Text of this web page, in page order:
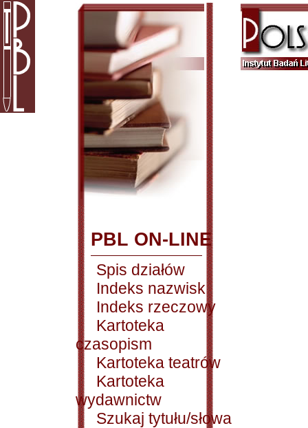
PBL ON-LINE
Spis działów
Indeks nazwisk
Indeks rzeczowy
Kartoteka
czasopism
Kartoteka teatrów
Kartoteka
wydawnictw
Szukaj tytułu/słowa